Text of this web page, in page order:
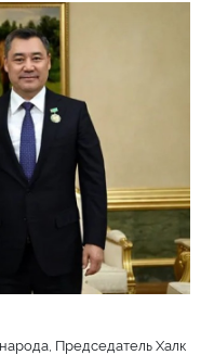
Председатель Халк